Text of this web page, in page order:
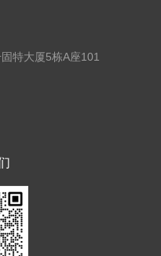
特大厦5栋A座101